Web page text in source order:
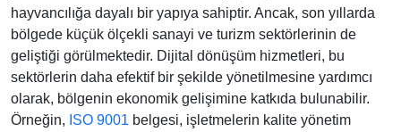
hayvancılığa dayalı bir yapıya sahiptir. Ancak, son yıllarda
bölgede küçük ölçekli sanayi ve turizm sektörlerinin de
geliştiği görülmektedir. Dijital dönüşüm hizmetleri, bu
sektörlerin daha efektif bir şekilde yönetilmesine yardımcı
olarak, bölgenin ekonomik gelişimine katkıda bulunabilir.
Örneğin, ISO 9001 belgesi, işletmelerin kalite yönetim